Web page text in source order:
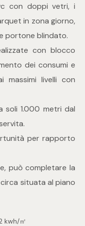
con doppi vetri, i
in zona giorno,
portone blindato.
con blocco
dei consumi e
livelli con
soli 1.000 metri dal
per rapporto
può completare la
situata al piano
kwh/㎡